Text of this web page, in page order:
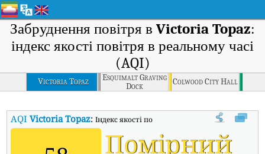
Забруднення повітря в Victoria Topaz:
індекс якості повітря в реальному часі
(AQI)
Victoria Topaz
Esquimalt Graving
Dock
Colwood City Hall
AQIVictoria Topaz:Індекс якості повітря в реальному часі (AQI)
Помірний